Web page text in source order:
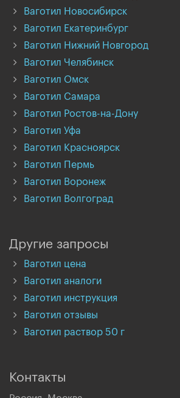
Ваготил Новосибирск
Ваготил Екатеринбург
Ваготил Нижний Новгород
Ваготил Челябинск
Ваготил Омск
Ваготил Самара
Ваготил Ростов-на-Дону
Ваготил Уфа
Ваготил Красноярск
Ваготил Пермь
Ваготил Воронеж
Ваготил Волгоград
Другие запросы
Ваготил цена
Ваготил аналоги
Ваготил инструкция
Ваготил отзывы
Ваготил раствор 50 г
Контакты